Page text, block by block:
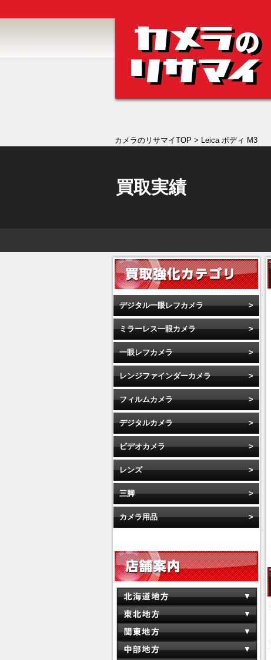
カメラのリサマイTOP > Leica ボディ M3
買取実績
デジタル一眼レフカメラ
ミラーレス一眼カメラ
一眼レフカメラ
レンジファインダーカメラ
フィルムカメラ
デジタルカメラ
ビデオカメラ
レンズ
三脚
カメラ用品